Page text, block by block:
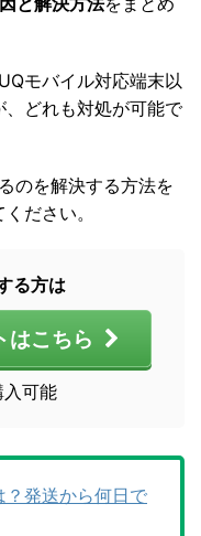
モバイル対応端末以
どれも対処が可能で
のを解決する方法を
ださい。
る方は
はこちら
可能
？発送から何日で